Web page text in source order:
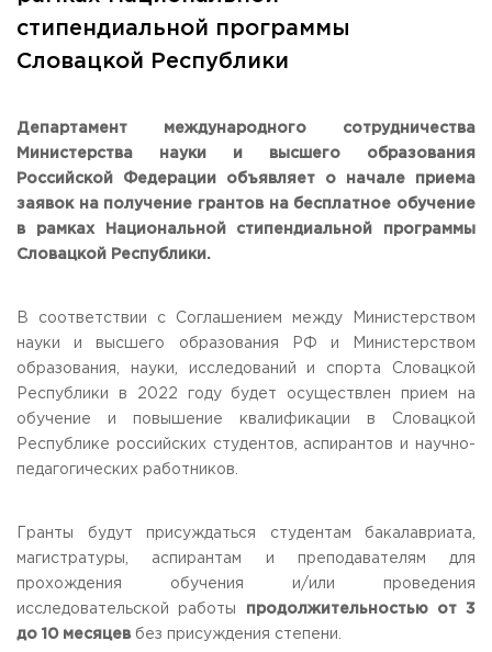
Общежитие / Кампус РГУТИС
Работа с лицами с ОВЗ и инвалидами
Контакты
Научная деятельность
Дополнительное образование
Федеральное учебно-методическое объединение в
системе ВО
Федеральное учебно-методическое объединение в
Конкурс ППС
Сведения об образовательной
АДРЕС
141221, Московская обл.,
Городской округ
ул. Главная, 99
ТЕЛЕФОНЫ
+7 (495) 940 83 00
obrashenia@rguts.ru
priem@rguts.ru - Приемная комиссия
ГРАФИК И РЕЖИМ РАБОТЫ
пн-чт: с 09:00 до 18:00;
сб-вс: выходной
пн-пт: с 10:00 до 17:00;
сб: с 10:00 до 15:30;
стипендиальной программы
Словацкой Республики
Департамент международного сотрудничества
Министерства науки и высшего образования
Российской Федерации объявляет о начале приема
заявок на получение грантов на бесплатное обучение
в рамках Национальной стипендиальной программы
Словацкой Республики.
В соответствии с Соглашением между Министерством
науки и высшего образования РФ и Министерством
образования, науки, исследований и спорта Словацкой
Республики в 2022 году будет осуществлен прием на
обучение и повышение квалификации в Словацкой
Республике российских студентов, аспирантов и научно-
педагогических работников.
Гранты будут присуждаться студентам бакалавриата,
магистратуры, аспирантам и преподавателям для
прохождения обучения и/или проведения
исследовательской работы
продолжительностью от 3
до 10 месяцевбез присуждения степени.